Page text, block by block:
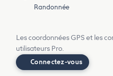
Randonnée
Les coordonnées GPS et les
utilisateurs Pro.
Connectez-vous